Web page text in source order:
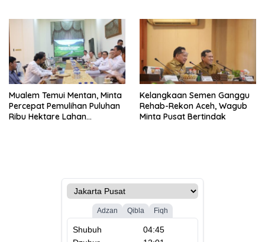
Mualem Temui Mentan, Minta
Percepat Pemulihan Puluhan
Ribu Hektare Lahan
Kelangkaan Semen Ganggu
Rehab-Rekon Aceh, Wagub
Minta Pusat Bertindak